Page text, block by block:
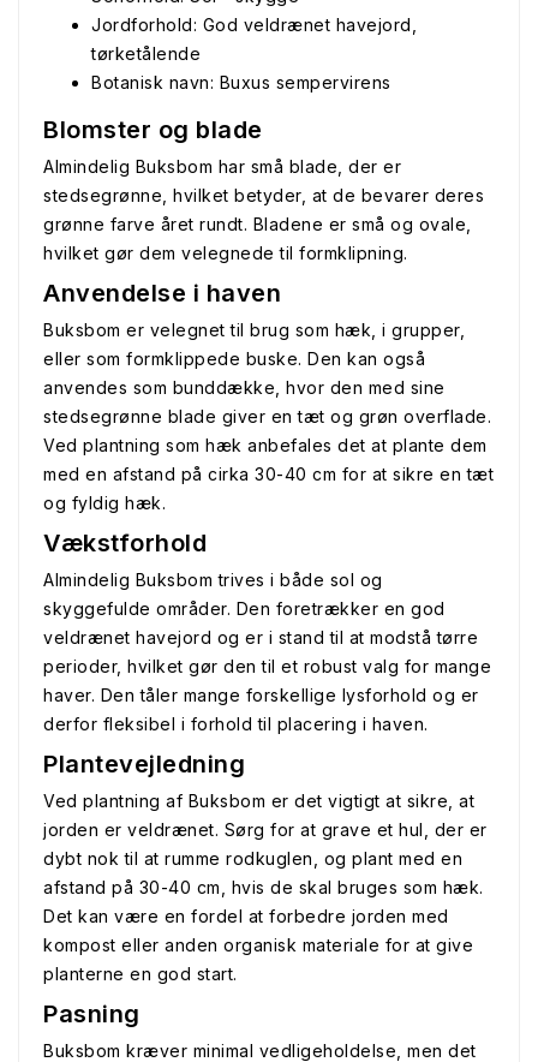
Jordforhold: God veldrænet havejord,
tørketålende
Botanisk navn: Buxus sempervirens
Blomster og blade
Almindelig Buksbom har små blade, der er
stedsegrønne, hvilket betyder, at de bevarer deres
grønne farve året rundt. Bladene er små og ovale,
hvilket gør dem velegnede til formklipning.
Anvendelse i haven
Buksbom er velegnet til brug som hæk, i grupper,
eller som formklippede buske. Den kan også
anvendes som bunddække, hvor den med sine
stedsegrønne blade giver en tæt og grøn overflade.
Ved plantning som hæk anbefales det at plante dem
med en afstand på cirka 30-40 cm for at sikre en tæt
og fyldig hæk.
Vækstforhold
Almindelig Buksbom trives i både sol og
skyggefulde områder. Den foretrækker en god
veldrænet havejord og er i stand til at modstå tørre
perioder, hvilket gør den til et robust valg for mange
haver. Den tåler mange forskellige lysforhold og er
derfor fleksibel i forhold til placering i haven.
Plantevejledning
Ved plantning af Buksbom er det vigtigt at sikre, at
jorden er veldrænet. Sørg for at grave et hul, der er
dybt nok til at rumme rodkuglen, og plant med en
afstand på 30-40 cm, hvis de skal bruges som hæk.
Det kan være en fordel at forbedre jorden med
kompost eller anden organisk materiale for at give
planterne en god start.
Pasning
Buksbom kræver minimal vedligeholdelse, men det